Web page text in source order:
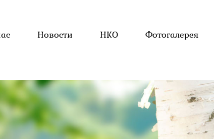
Новости НКО Фотогалерея